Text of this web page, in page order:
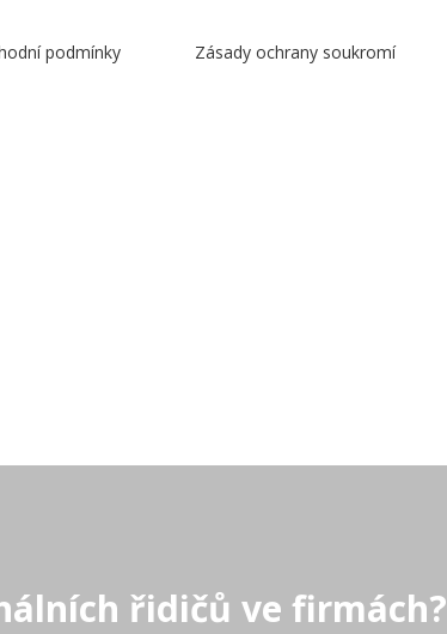
podmínky Zásady ochrany soukromí
řidičů ve firmách?